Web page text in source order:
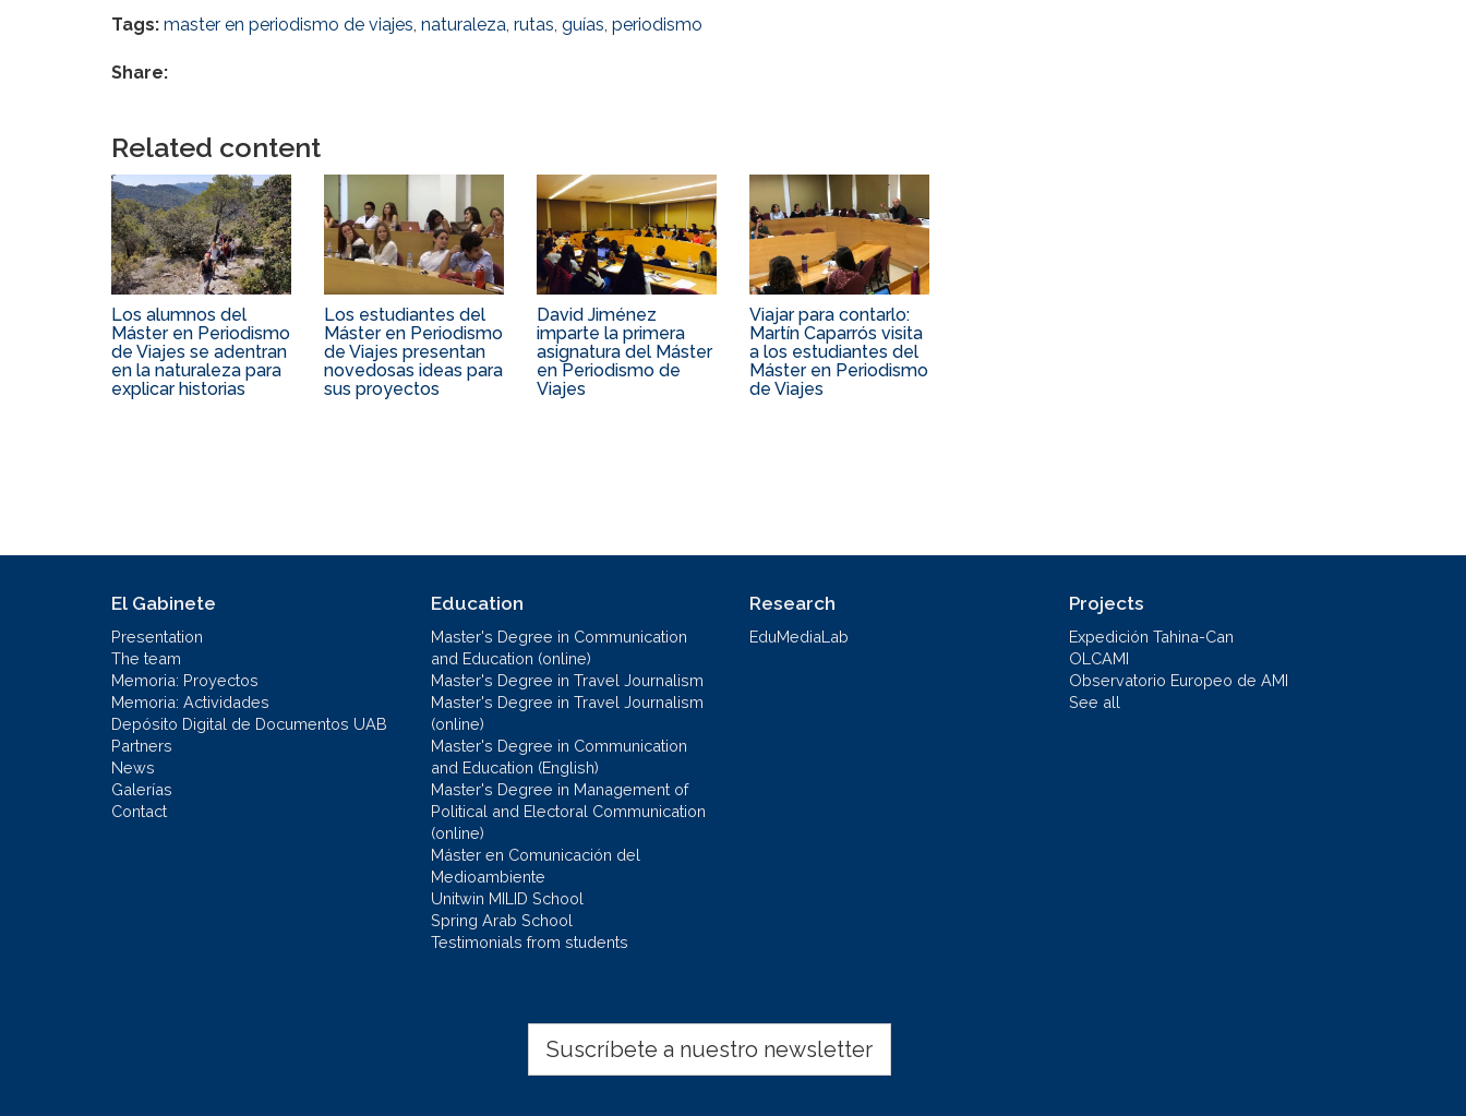
Tags: master en periodismo de viajes, naturaleza, rutas, guías, periodismo
Share:
Related content
Los alumnos del
Máster en Periodismo
de Viajes se adentran
en la naturaleza para
explicar historias
Los estudiantes del
Máster en Periodismo
de Viajes presentan
novedosas ideas para
sus proyectos
David Jiménez
imparte la primera
asignatura del Máster
en Periodismo de
Viajes
Viajar para contarlo:
Martín Caparrós visita
a los estudiantes del
Máster en Periodismo
de Viajes
El Gabinete
Presentation
The team
Memoria: Proyectos
Memoria: Actividades
Depósito Digital de Documentos UAB
Partners
News
Galerías
Contact
Education
Master's Degree in Communication
and Education (online)
Master's Degree in Travel Journalism
Master's Degree in Travel Journalism
(online)
Master's Degree in Communication
and Education (English)
Master's Degree in Management of
Political and Electoral Communication
(online)
Máster en Comunicación del
Medioambiente
Unitwin MILID School
Spring Arab School
Testimonials from students
Research
EduMediaLab
Projects
Expedición Tahina-Can
OLCAMI
Observatorio Europeo de AMI
See all
Suscríbete a nuestro newsletter